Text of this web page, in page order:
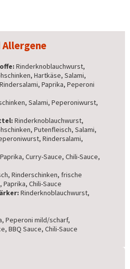
Rinderknoblauchwurst,
Hartkäse, Salami,
Paprika, Peperoni
Salami, Peperoniwurst,
Rinderknoblauchwurst,
Putenfleisch, Salami,
Rindersalami,
Paprika, Curry-Sauce, Chili-Sauce,
Rinderschinken, frische
Chili-Sauce
Rinderknoblauchwurst,
Peperoni mild/scharf,
BBQ Sauce, Chili-Sauce